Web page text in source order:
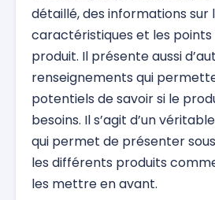
détaillé, des informations sur
caractéristiques et les
produit. Il présente aussi
renseignements qui
potentiels de savoir si le
besoins. Il s’agit d’un
qui permet de présenter
les différents produits
les mettre en avant.